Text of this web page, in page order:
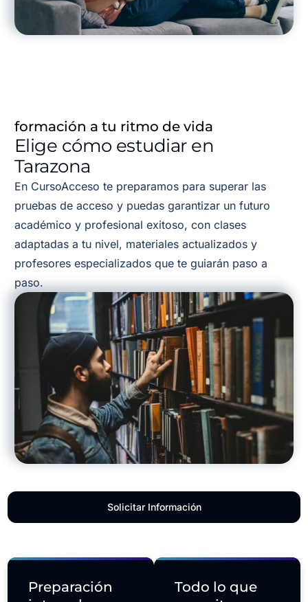
formación a tu ritmo de vida
Elige cómo estudiar en
Tarazona
En CursoAcceso te preparamos para superar las
pruebas de acceso y puedas garantizar un futuro
académico y profesional exitoso, con clases
adaptadas a tu nivel, materiales actualizados y
profesores especializados que te guiarán paso a
paso.
Preparación
Todo lo que
Solicitar Información